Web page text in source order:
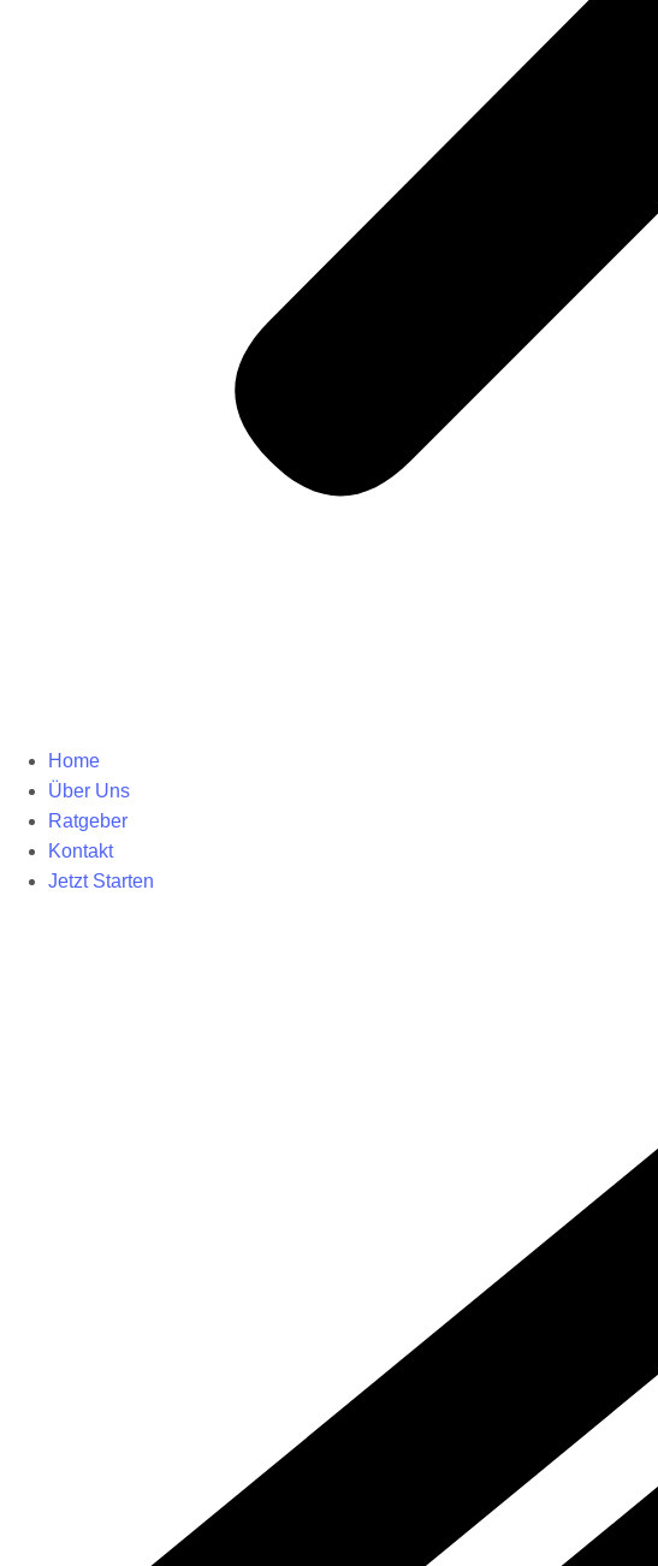
Home
Über Uns
Ratgeber
Kontakt
Jetzt Starten